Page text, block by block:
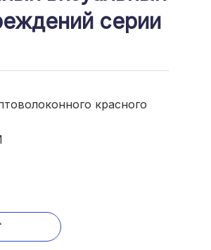
серии
красного